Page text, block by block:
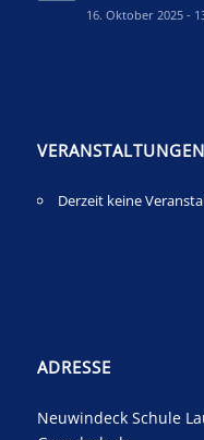
16. Oktober 2025 -
VERANSTALTUNGEN
Derzeit keine
ADRESSE
Neuwindeck Schule